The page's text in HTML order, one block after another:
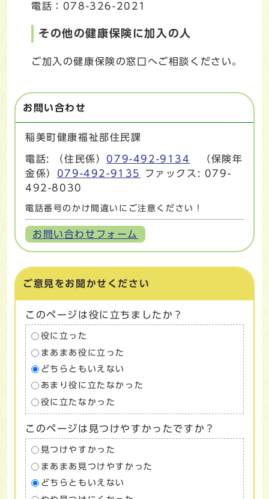
電話：078-326-2021
その他の健康保険に加入の人
ご加入の健康保険の窓口へご相談ください。
お問い合わせ
稲美町健康福祉部住民課
電話: （住民係） 079-492-9134
（保険年
金係） 079-492-9135
ファックス: 079-
492-8030
電話番号のかけ間違いにご注意ください！
お問い合わせフォーム
ご意見をお聞かせください
このページは役に立ちましたか？
役に立った
まあまあ役に立った
どちらともいえない
あまり役に立たなかった
役に立たなかった
このページは見つけやすかったですか？
見つけやすかった
まあまあ見つけやすかった
どちらともいえない